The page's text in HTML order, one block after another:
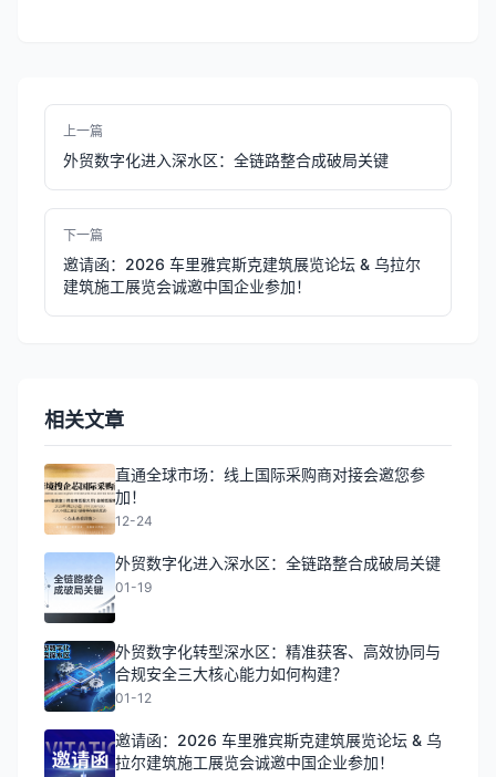
上一篇
外贸数字化进入深水区：全链路整合成破局关键
下一篇
邀请函：2026 车里雅宾斯克建筑展览论坛 & 乌拉尔
建筑施工展览会诚邀中国企业参加！
相关文章
直通全球市场：线上国际采购商对接会邀您参
加！
12-24
外贸数字化进入深水区：全链路整合成破局关键
01-19
外贸数字化转型深水区：精准获客、高效协同与
合规安全三大核心能力如何构建？
01-12
邀请函：2026 车里雅宾斯克建筑展览论坛 & 乌
拉尔建筑施工展览会诚邀中国企业参加！